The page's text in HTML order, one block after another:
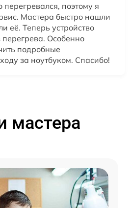
поэтому я
Мастера быстро нашли
её. Теперь устройство
перегрева. Особенно
подробные
за ноутбуком. Спасибо!
мастера